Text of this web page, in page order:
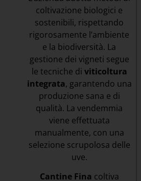
coltivazione biologici e
sostenibili, rispettando
rigorosamente l’ambiente
e la biodiversità. La
gestione dei vigneti segue
le tecniche di viticoltura
integrata, garantendo una
produzione sana e di
qualità. La vendemmia
viene effettuata
manualmente, con una
selezione scrupolosa delle
uve.
Cantine Fina coltiva